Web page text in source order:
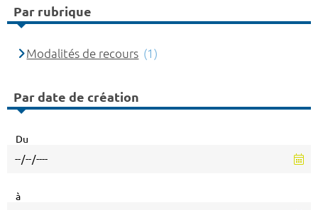
Par rubrique
Modalités de recours (1)
Par date de création
Du
à